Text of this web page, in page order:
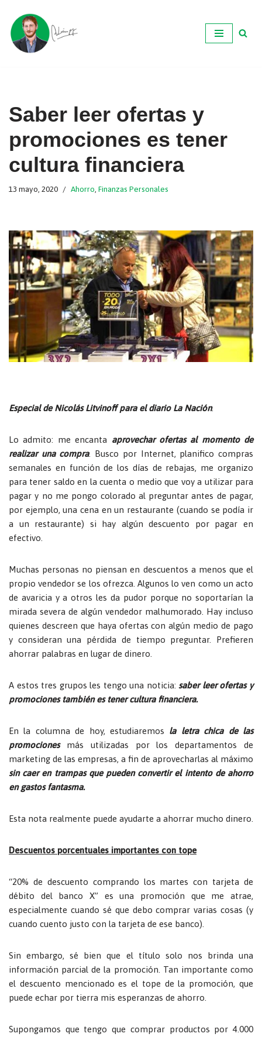
Ir
al
Saber leer ofertas y
promociones es tener
cultura financiera
13 mayo, 2020 Ahorro Finanzas Personales
Especial de Nicolás Litvinoff para el diario La Nación.
Lo admito: me encanta aprovechar ofertas al momento de
realizar una compra. Busco por Internet, planifico compras
semanales en función de los días de rebajas, me organizo
para tener saldo en la cuenta o medio que voy a utilizar para
pagar y no me pongo colorado al preguntar antes de pagar,
por ejemplo, una cena en un restaurante (cuando se podía ir
a un restaurante) si hay algún descuento por pagar en
efectivo.
Muchas personas no piensan en descuentos a menos que el
propio vendedor se los ofrezca. Algunos lo ven como un acto
de avaricia y a otros les da pudor porque no soportarían la
mirada severa de algún vendedor malhumorado. Hay incluso
quienes descreen que haya ofertas con algún medio de pago
y consideran una pérdida de tiempo preguntar. Prefieren
ahorrar palabras en lugar de dinero.
A estos tres grupos les tengo una noticia:saber leer ofertas y
promociones también es tener cultura financiera.
En la columna de hoy, estudiaremos la letra chica de las
promocionesmás utilizadas por los departamentos de
marketing de las empresas, a fin de aprovecharlas al máximo
sin caer en trampas que pueden convertir el intento de ahorro
en gastos fantasma.
Esta nota realmente puede ayudarte a ahorrar mucho dinero.
Descuentos porcentuales importantes con tope
“20% de descuento comprando los martes con tarjeta de
débito del banco X” es una promoción que me atrae,
especialmente cuando sé que debo comprar varias cosas (y
cuando cuento justo con la tarjeta de ese banco).
Sin embargo, sé bien que el título solo nos brinda una
información parcial de la promoción. Tan importante como
el descuento mencionado es el tope de la promoción, que
puede echar por tierra mis esperanzas de ahorro.
Supongamos que tengo que comprar productos por 4.000